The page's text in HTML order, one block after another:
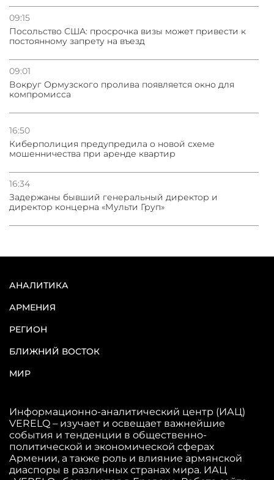
09:15
Посольство США: просрочка визы может привести к
постоянному запрету на въезд
09:01
Вокруг Ормузского пролива появляется окно для
компромисса
16:50
Киберполиция предупредила о новой схеме
мошенничества при аренде квартир
16:34
Задержаны бывший генеральный директор и
директор концерна «Мульти Груп»
АНАЛИТИКА
АРМЕНИЯ
РЕГИОН
БЛИЖНИЙ ВОСТОК
МИР
Информационно-аналитический центр (ИАЦ)
VERELQ – изучает и освещает важнейшие
события и тенденции в общественно-
политической и экономической сферах
Армении, а также роль и влияние армянской
диаспоры в различных странах мира. ИАЦ